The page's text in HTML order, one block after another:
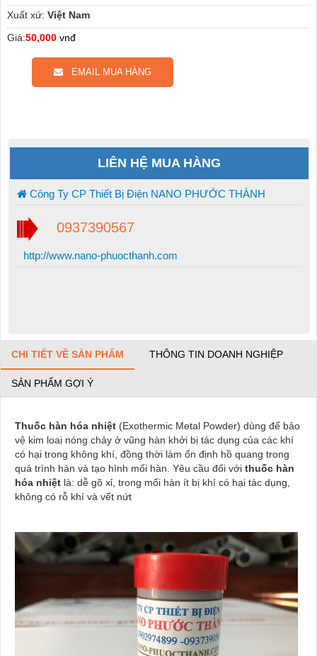
Xuất xứ: Việt Nam
Giá:50,000 vnđ
EMAIL MUA HÀNG
LIÊN HỆ MUA HÀNG
Công Ty CP Thiết Bị Điện NANO PHƯỚC THÀNH
0937390567
http://www.nano-phuocthanh.com
CHI TIẾT VỀ SẢN PHẨM THÔNG TIN DOANH NGHIỆP
SẢN PHẨM GỢI Ý
Thuốc hàn hóa nhiệt (Exothermic Metal Powder) dùng để bảo
vệ kim loaị nóng chảy ở vũng hàn khởi bị tác dụng của các khí
có hại trong không khí, đồng thời làm ổn định hồ quang trong
quá trình hàn và tạo hình mối hàn. Yêu cầu đối với thuốc hàn
hóa nhiệt là: dễ gõ xỉ, trong mối hàn ít bị khí có hại tác dụng,
không có rỗ khí và vết nứt